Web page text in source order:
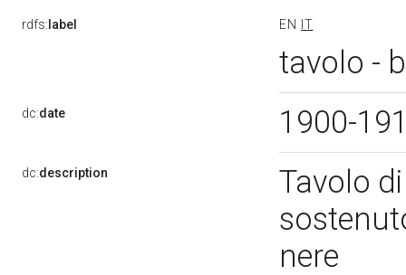
rdfs: label EN IT
tavolo -
dc:date 1900-
dc:description
Tavolo
nere